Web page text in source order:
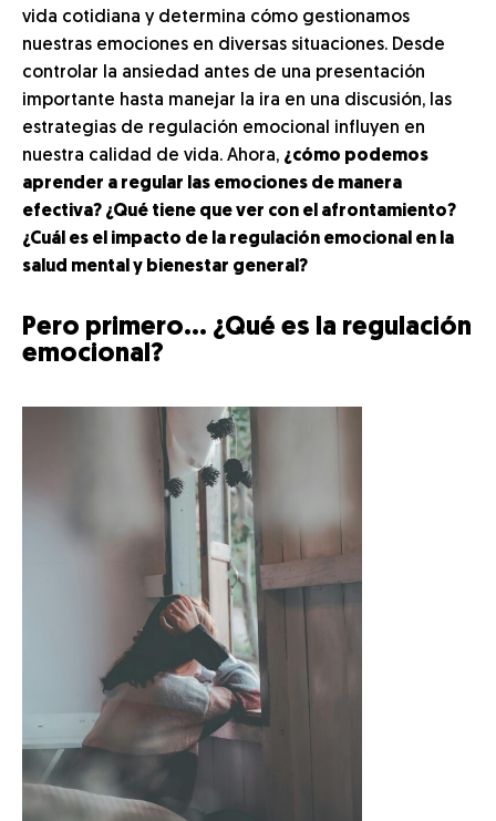
vida cotidiana y determina cómo gestionamos
nuestras emociones en diversas situaciones. Desde
controlar la ansiedad antes de una presentación
importante hasta manejar la ira en una discusión, las
estrategias de regulación emocional influyen en
nuestra calidad de vida. Ahora, ¿cómo podemos
aprender a regular las emociones de manera
efectiva? ¿Qué tiene que ver con el afrontamiento?
¿Cuál es el impacto de la regulación emocional en la
salud mental y bienestar general?
Pero primero… ¿Qué es la regulación
emocional?